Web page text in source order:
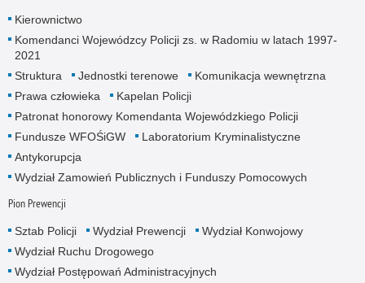
Kierownictwo
Komendanci Wojewódzcy Policji zs. w Radomiu w latach 1997-
2021
Struktura
Jednostki terenowe
Komunikacja wewnętrzna
Prawa człowieka
Kapelan Policji
Patronat honorowy Komendanta Wojewódzkiego Policji
Fundusze WFOŚiGW
Laboratorium Kryminalistyczne
Antykorupcja
Wydział Zamowień Publicznych i Funduszy Pomocowych
Pion Prewencji
Sztab Policji Wydział Prewencji
Wydział Konwojowy
Wydział Ruchu Drogowego
Wydział Postępowań Administracyjnych